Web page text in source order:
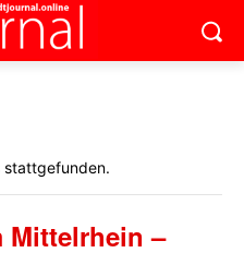
stattgefunden.
Mittelrhein –